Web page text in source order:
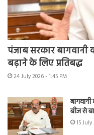
पंजाब सरकार
बढ़ाने के लिए प्रतिबद्ध
24 July 2026 - 1:45 PM
बीज से
15 July